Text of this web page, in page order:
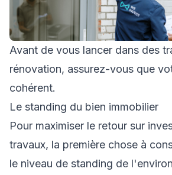
Avant de vous lancer dans des
rénovation, assurez-vous que
cohérent.
Le standing du bien immobilier
Pour maximiser le retour sur
travaux, la première chose à
le niveau de standing de